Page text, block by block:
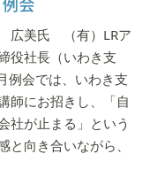
広美氏 （有）LRア
役社長（いわき支
例会では、いわき支
師にお招きし、「自
社が止まる」という
と向き合いながら、